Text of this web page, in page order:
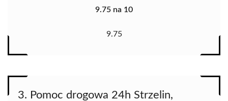
9.75 na 10
9.75
3. Pomoc drogowa 24h Strzelin,